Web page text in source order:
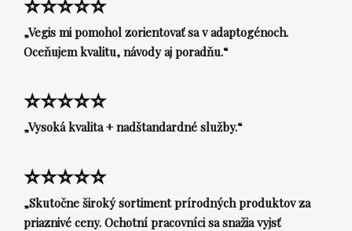
„Vegis mi pomohol zorientovať sa v adaptogénoch.
Oceňujem kvalitu, návody aj poradňu.“
⭐⭐⭐⭐⭐
„Vysoká kvalita + nadštandardné služby.“
⭐⭐⭐⭐⭐
„Skutočne široký sortiment prírodných produktov za
priaznivé ceny. Ochotní pracovníci sa snažia vyjsť